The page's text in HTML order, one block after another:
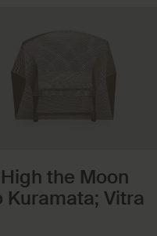
the Moon
Kuramata; Vitra